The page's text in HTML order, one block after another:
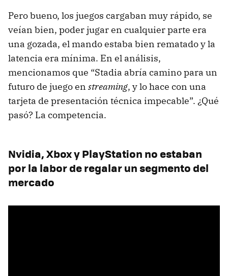
Pero bueno, los juegos cargaban muy rápido, se
veían bien, poder jugar en cualquier parte era
una gozada, el mando estaba bien rematado y la
latencia era mínima. En el análisis,
mencionamos que “Stadia abría camino para un
futuro de juego en streaming, y lo hace con una
tarjeta de presentación técnica impecable”. ¿Qué
pasó? La competencia.
Nvidia, Xbox y PlayStation no estaban
por la labor de regalar un segmento del
mercado